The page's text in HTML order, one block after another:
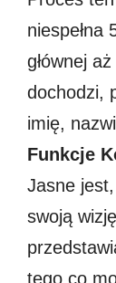
niespełna
głównej
dochodzi,
imię,
Funkcje
Jasne
swoją
tego co